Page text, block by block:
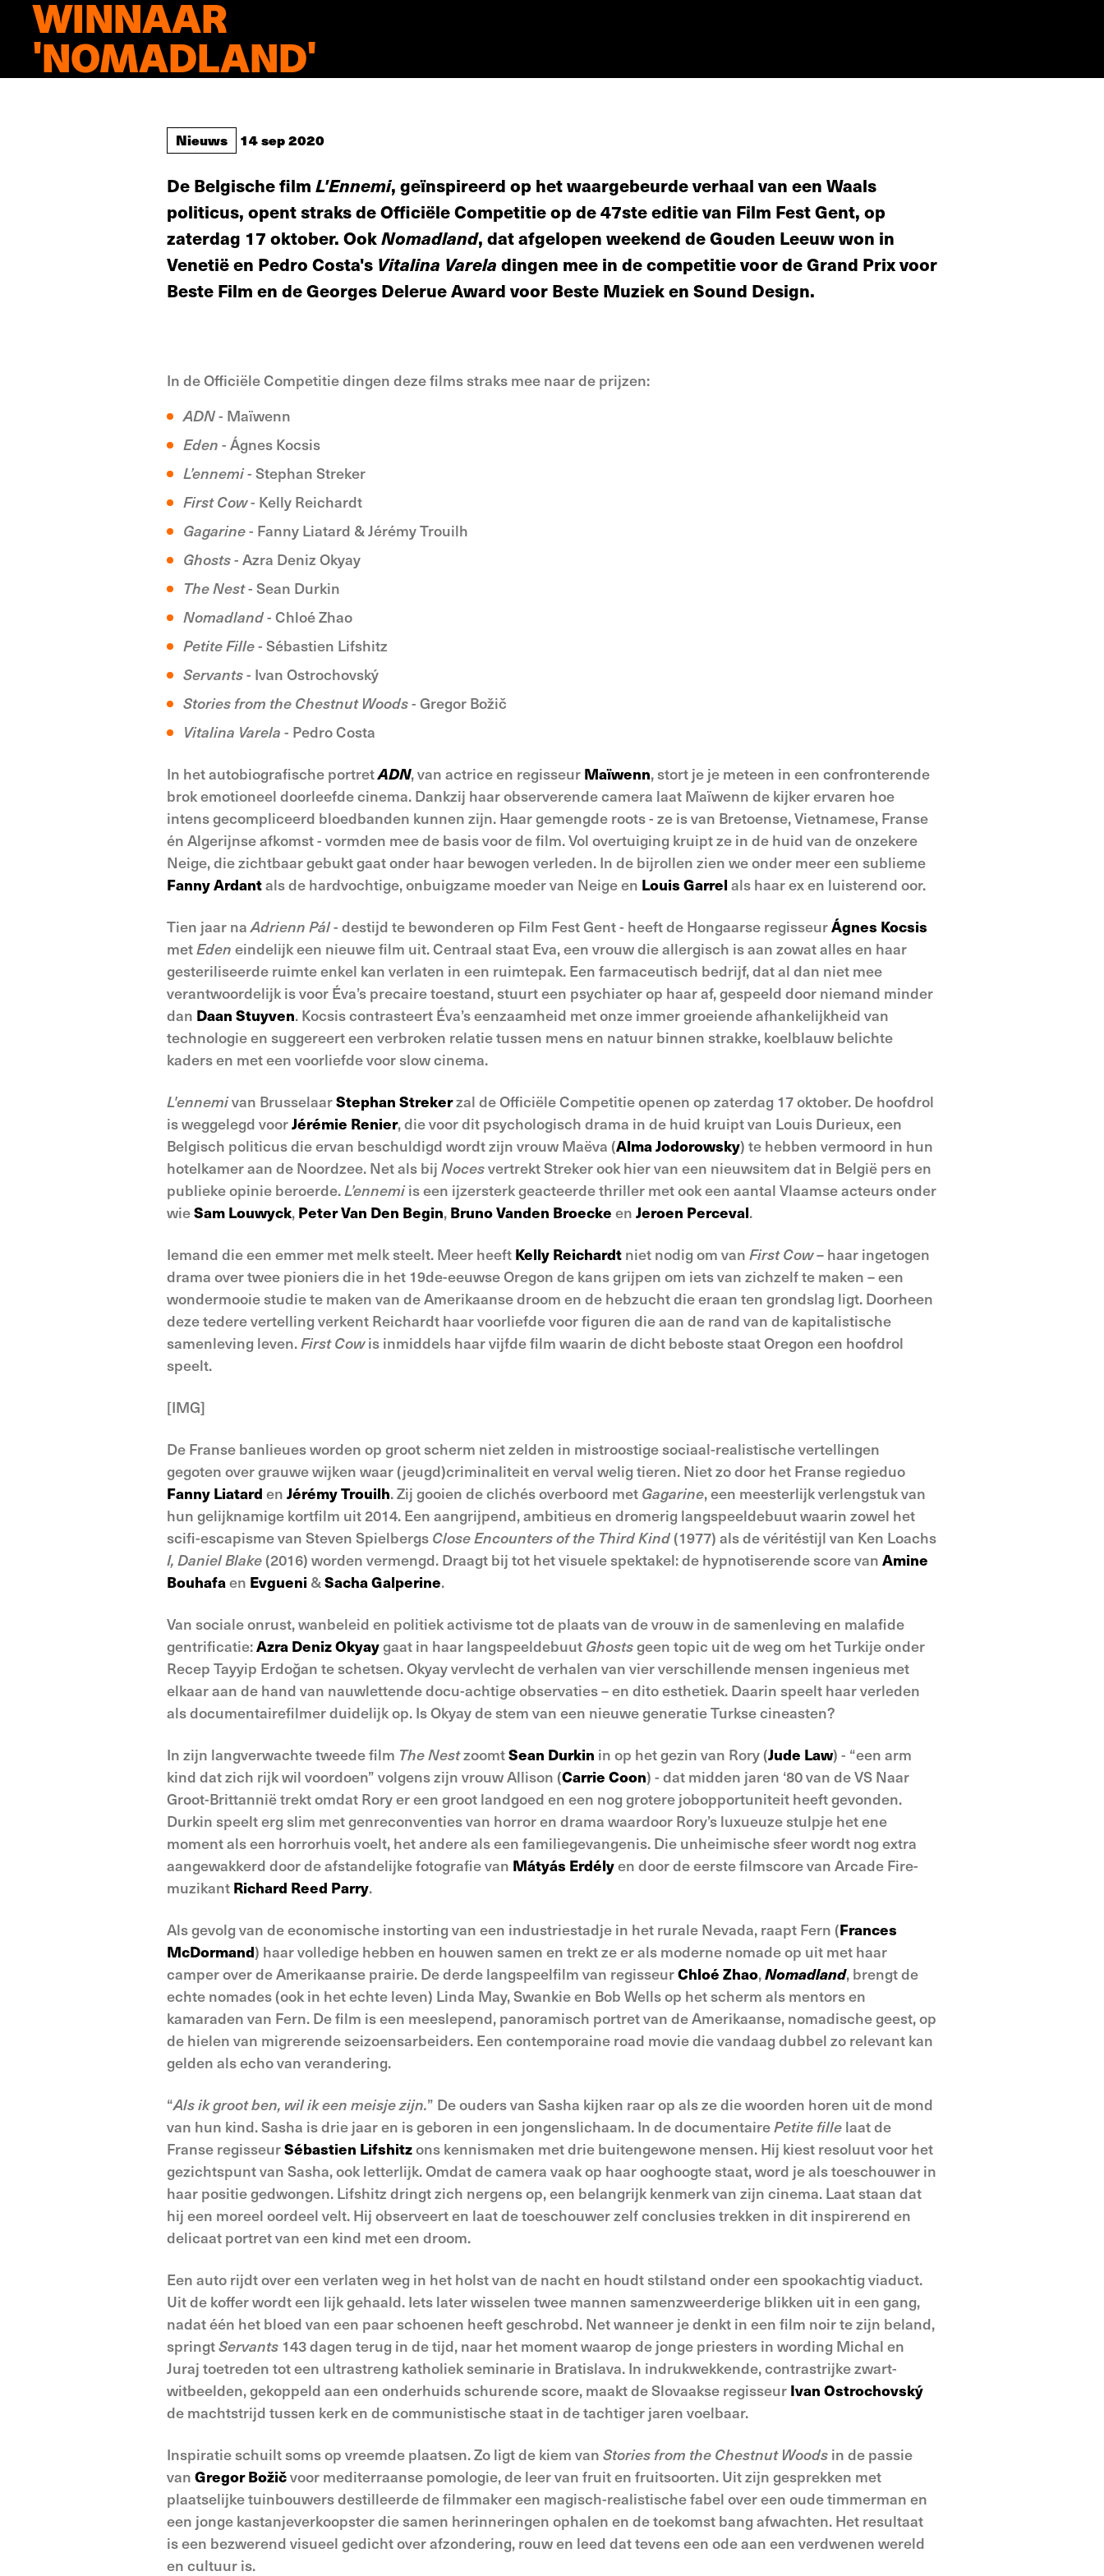
WINNAAR
'NOMADLAND'
Nieuws 14 sep 2020
De Belgische film L'Ennemi, geïnspireerd op het waargebeurde verhaal van een Waals
politicus, opent straks de Officiële Competitie op de 47ste editie van Film Fest Gent, op
zaterdag 17 oktober. OokNomadland, dat afgelopen weekend de Gouden Leeuw won in
Venetië en Pedro Costa's Vitalina Varela dingen mee in de competitie voor de Grand Prix voor
Beste Film en de Georges Delerue Award voor Beste Muziek en Sound Design.
In de Officiële Competitie dingen deze films straks mee naar de prijzen:
ADN- Maïwenn
Eden - Ágnes Kocsis
L’ennemi- Stephan Streker
First Cow- Kelly Reichardt
Gagarine- Fanny Liatard & Jérémy Trouilh
Ghosts- Azra Deniz Okyay
The Nest- Sean Durkin
Nomadland- Chloé Zhao
Petite Fille- Sébastien Lifshitz
Servants- Ivan Ostrochovský
Stories from the Chestnut Woods- Gregor Božič
Vitalina Varela - Pedro Costa
In het autobiografische portretADN, van actrice en regisseur Maïwenn, stort je je meteen in een confronterende
brok emotioneel doorleefde cinema. Dankzij haar observerende camera laat Maïwenn de kijker ervaren hoe
intens gecompliceerd bloedbanden kunnen zijn. Haar gemengde roots - ze is van Bretoense, Vietnamese, Franse
én Algerijnse afkomst - vormden mee de basis voor de film. Vol overtuiging kruipt ze in de huid van de onzekere
Neige, die zichtbaar gebukt gaat onder haar bewogen verleden. In de bijrollen zien we onder meer een sublieme
Fanny Ardantals de hardvochtige, onbuigzame moeder van Neige en Louis Garrel als haar ex en luisterend oor.
Tien jaar naAdrienn Pál- destijd te bewonderen op Film Fest Gent - heeft de Hongaarse regisseurÁgnes Kocsis
metEden eindelijk een nieuwe film uit. Centraal staat Eva, een vrouw die allergisch is aan zowat alles en haar
gesteriliseerde ruimte enkel kan verlaten in een ruimtepak. Een farmaceutisch bedrijf, dat al dan niet mee
verantwoordelijk is voor Éva’s precaire toestand, stuurt een psychiater op haar af, gespeeld door niemand minder
dan Daan Stuyven. Kocsis contrasteert Éva’s eenzaamheid met onze immer groeiende afhankelijkheid van
technologie en suggereert een verbroken relatie tussen mens en natuur binnen strakke, koelblauw belichte
kaders en met een voorliefde voor slow cinema.
L'ennemivan BrusselaarStephan Strekerzal de Officiële Competitie openen op zaterdag 17 oktober. De hoofdrol
is weggelegd voorJérémie Renier, die voor dit psychologisch drama in de huid kruipt van Louis Durieux, een
Belgisch politicus die ervan beschuldigd wordt zijn vrouw Maëva (Alma Jodorowsky) te hebben vermoord in hun
hotelkamer aan de Noordzee. Net als bij Nocesvertrekt Streker ook hier van een nieuwsitem dat in België pers en
publieke opinie beroerde.L’ennemiis een ijzersterk geacteerde thriller met ook een aantal Vlaamse acteurs onder
wieSam Louwyck, Peter Van Den Begin, Bruno Vanden Broecke en Jeroen Perceval.
Iemand die een emmer met melk steelt. Meer heeft Kelly Reichardt niet nodig om van First Cow– haar ingetogen
drama over twee pioniers die in het 19de-eeuwse Oregon de kans grijpen om iets van zichzelf te maken – een
wondermooie studie te maken van de Amerikaanse droom en de hebzucht die eraan ten grondslag ligt. Doorheen
deze tedere vertelling verkent Reichardt haar voorliefde voor figuren die aan de rand van de kapitalistische
samenleving leven.First Cowis inmiddels haar vijfde film waarin de dicht beboste staat Oregon een hoofdrol
speelt.
[IMG]
De Franse banlieues worden op groot scherm niet zelden in mistroostige sociaal-realistische vertellingen
gegoten over grauwe wijken waar (jeugd)criminaliteit en verval welig tieren. Niet zo door het Franse regieduo
Fanny Liatard en Jérémy Trouilh. Zij gooien de clichés overboord met Gagarine, een meesterlijk verlengstuk van
hun gelijknamige kortfilm uit 2014. Een aangrijpend, ambitieus en dromerig langspeeldebuut waarin zowel het
scifi-escapisme van Steven Spielbergs Close Encounters of the Third Kind (1977) als de véritéstijl van Ken Loachs
I, Daniel Blake (2016) worden vermengd. Draagt bij tot het visuele spektakel: de hypnotiserende score van Amine
Bouhafaen Evgueni &Sacha Galperine.
Van sociale onrust, wanbeleid en politiek activisme tot de plaats van de vrouw in de samenleving en malafide
gentrificatie:Azra Deniz Okyaygaat in haar langspeeldebuut Ghostsgeen topic uit de weg om het Turkije onder
Recep Tayyip Erdoğan te schetsen. Okyay vervlecht de verhalen van vier verschillende mensen ingenieus met
elkaar aan de hand van nauwlettende docu-achtige observaties – en dito esthetiek. Daarin speelt haar verleden
als documentairefilmer duidelijk op. Is Okyay de stem van een nieuwe generatie Turkse cineasten?
In zijn langverwachte tweede film The NestzoomtSean Durkin in op het gezin van Rory (Jude Law) - “een arm
kind dat zich rijk wil voordoen” volgens zijn vrouw Allison (Carrie Coon) - dat midden jaren ‘80 van de VS Naar
Groot-Brittannië trekt omdat Rory er een groot landgoed en een nog grotere jobopportuniteit heeft gevonden.
Durkin speelt erg slim met genreconventies van horror en drama waardoor Rory’s luxueuze stulpje het ene
moment als een horrorhuis voelt, het andere als een familiegevangenis. Die unheimische sfeer wordt nog extra
aangewakkerd door de afstandelijke fotografie van Mátyás Erdélyen door de eerste filmscore van Arcade Fire-
muzikant Richard Reed Parry.
Als gevolg van de economische instorting van een industriestadje in het rurale Nevada, raapt Fern (Frances
McDormand) haar volledige hebben en houwen samen en trekt ze er als moderne nomade op uit met haar
camper over de Amerikaanse prairie. De derde langspeelfilm van regisseurChloé Zhao,Nomadland, brengt de
echte nomades (ook in het echte leven) Linda May, Swankie en Bob Wells op het scherm als mentors en
kamaraden van Fern. De film is een meeslepend, panoramisch portret van de Amerikaanse, nomadische geest, op
de hielen van migrerende seizoensarbeiders. Een contemporaine road movie die vandaag dubbel zo relevant kan
gelden als echo van verandering.
“Als ik groot ben, wil ik een meisje zijn.” De ouders van Sasha kijken raar op als ze die woorden horen uit de mond
van hun kind. Sasha is drie jaar en is geboren in een jongenslichaam. In de documentairePetite fille laat de
Franse regisseurSébastien Lifshitzons kennismaken met drie buitengewone mensen. Hij kiest resoluut voor het
gezichtspunt van Sasha, ook letterlijk. Omdat de camera vaak op haar ooghoogte staat, word je als toeschouwer in
haar positie gedwongen. Lifshitz dringt zich nergens op, een belangrijk kenmerk van zijn cinema. Laat staan dat
hij een moreel oordeel velt. Hij observeert en laat de toeschouwer zelf conclusies trekken in dit inspirerend en
delicaat portret van een kind met een droom.
Een auto rijdt over een verlaten weg in het holst van de nacht en houdt stilstand onder een spookachtig viaduct.
Uit de koffer wordt een lijk gehaald. Iets later wisselen twee mannen samenzweerderige blikken uit in een gang,
nadat één het bloed van een paar schoenen heeft geschrobd. Net wanneer je denkt in een film noir te zijn beland,
springtServants 143 dagen terug in de tijd, naar het moment waarop de jonge priesters in wording Michal en
Juraj toetreden tot een ultrastreng katholiek seminarie in Bratislava. In indrukwekkende, contrastrijke zwart-
witbeelden, gekoppeld aan een onderhuids schurende score, maakt de Slovaakse regisseur Ivan Ostrochovský
de machtstrijd tussen kerk en de communistische staat in de tachtiger jaren voelbaar.
Inspiratie schuilt soms op vreemde plaatsen. Zo ligt de kiem van Stories from the Chestnut Woods in de passie
van Gregor Božičvoor mediterraanse pomologie, de leer van fruit en fruitsoorten. Uit zijn gesprekken met
plaatselijke tuinbouwers destilleerde de filmmaker een magisch-realistische fabel over een oude timmerman en
een jonge kastanjeverkoopster die samen herinneringen ophalen en de toekomst bang afwachten. Het resultaat
is een bezwerend visueel gedicht over afzondering, rouw en leed dat tevens een ode aan een verdwenen wereld
en cultuur is.